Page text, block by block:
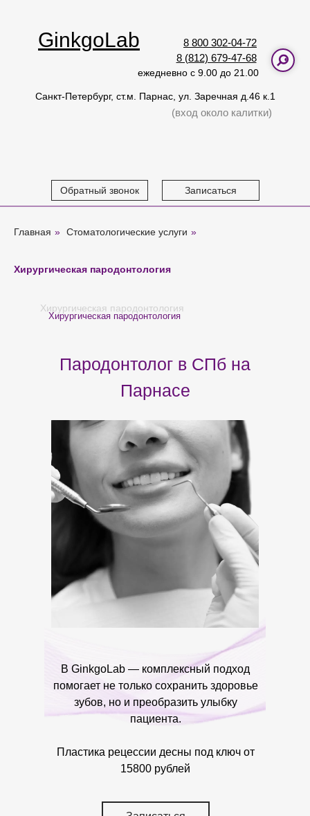
Санкт-Петербург, ст.м. Парнас, ул. Заречная д.46 к.1
(вход около калитки)
8 (812) 679-47-68
8 800 302-04-72
ежедневно с 9.00 до 21.00
Обратный звонок Записаться
GinkgoLab
Главная » Стоматологические услуги »
Хирургическая пародонтология
Хирургическая пародонтология
Хирургическая пародонтология
Пародонтолог в СПб на
Парнасе
В GinkgoLab — комплексный подход
помогает не только сохранить здоровье
зубов, но и преобразить улыбку
пациента.
Пластика рецессии десны под ключ от
15800 рублей